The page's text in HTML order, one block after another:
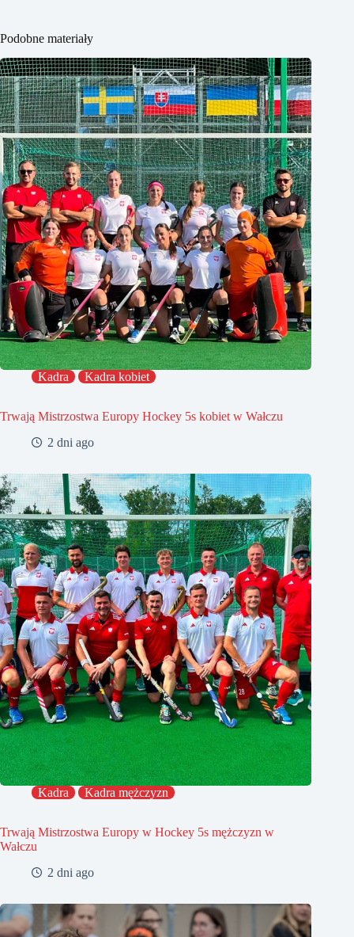
Podobne materiały
Kadra Kadra kobiet
Trwają Mistrzostwa Europy Hockey 5s kobiet w Wałczu
2 dni ago
Kadra Kadra mężczyzn
Trwają Mistrzostwa Europy w Hockey 5s mężczyzn w
Wałczu
2 dni ago